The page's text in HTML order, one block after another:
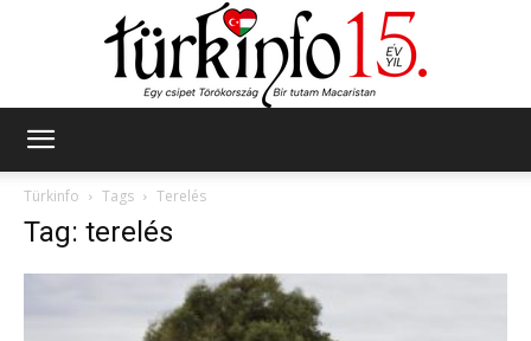
Türkinfo
Tags Terelés
Tag: terelés